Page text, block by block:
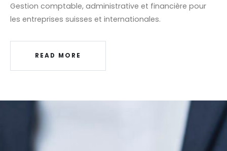
Gestion comptable, administrative et financière pour
les entreprises suisses et internationales.
READ MORE